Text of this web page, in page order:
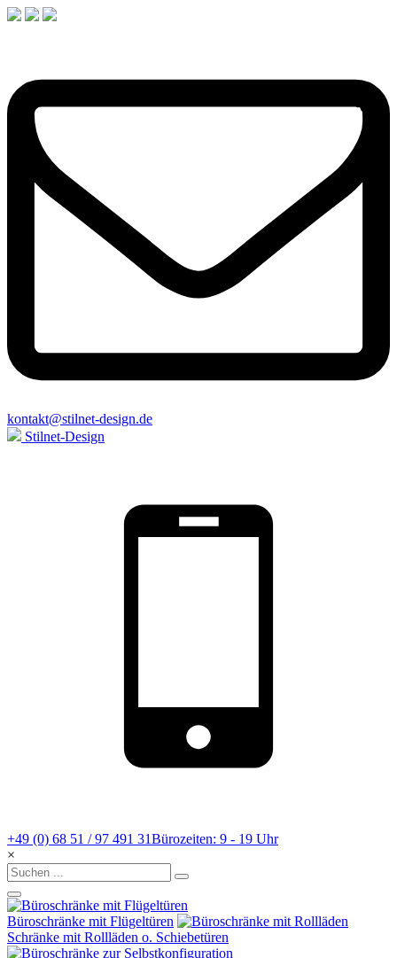
kontakt@stilnet-design.de
Stilnet-Design
+49 (0) 68 51 / 97 491 31Bürozeiten: 9 - 19 Uhr
×
Büroschränke mit Flügeltüren
Schränke mit Rollläden o. Schiebetüren